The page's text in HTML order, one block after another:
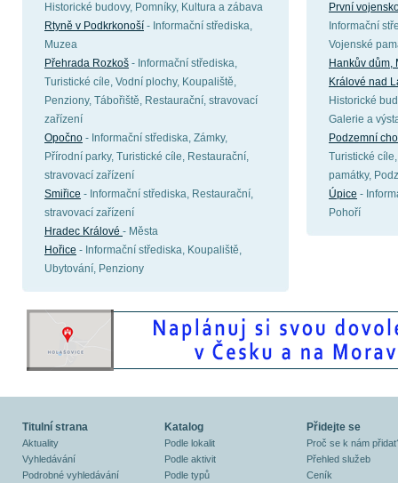
Historické budovy, Pomníky, Kultura a zábava
Rtyně v Podkrkonoší - Informační střediska,
Muzea
Přehrada Rozkoš - Informační střediska,
Turistické cíle, Vodní plochy, Koupaliště,
Penziony, Tábořiště, Restaurační, stravovací
zařízení
Opočno - Informační střediska, Zámky,
Přírodní parky, Turistické cíle, Restaurační,
stravovací zařízení
Smiřice - Informační střediska, Restaurační,
stravovací zařízení
Hradec Králové - Města
Hořice - Informační střediska, Koupaliště,
Ubytování, Penziony
První
Informační
Vojenské
Hankův dům,
Králové nad
Historické
Galerie a
Podzemní
Turistické
památky,
Úpice -
Pohoří
Titulní strana
Aktuality
Vyhledávání
Podrobné vyhledávání
Katalog
Podle lokalit
Podle aktivit
Podle typů
Přidejte se
Proč se k nám
Přehled služeb
Ceník